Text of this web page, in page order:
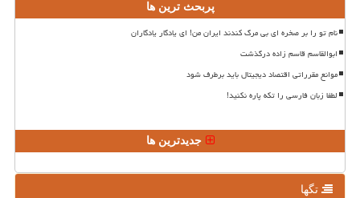
پربحث ترین ها
نام تو را بر صخره ای بی مرگ کندند ایران من! ای یادگار یادگاران
ابوالقاسم قاسم زاده درگذشت
موانع مقرراتی اقتصاد دیجیتال باید برطرف شود
لطفا زبان فارسی را تکه پاره نکنید!
جدیدترین ها
تگها